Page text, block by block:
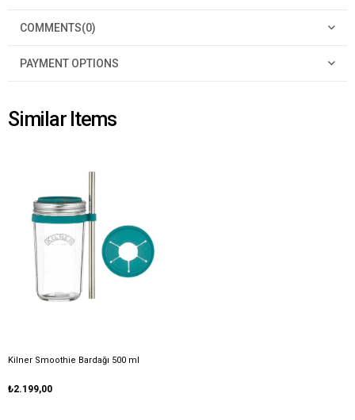
COMMENTS(0)
PAYMENT OPTIONS
Similar Items
Kilner Smoothie Bardağı 500 ml
₺2.199,00